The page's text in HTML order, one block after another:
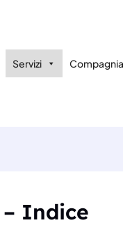
Servizi Compagnia
Indice